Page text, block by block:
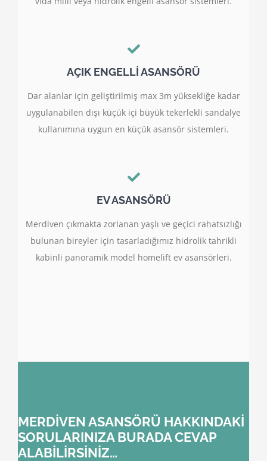
AÇIK ENGELLİ ASANSÖRÜ
Dar alanlar için geliştirilmiş max 3m yüksekliğe kadar
uygulanabilen dışı küçük içi büyük tekerlekli sandalye
kullanımına uygun en küçük asansör sistemleri.
EV ASANSÖRÜ
Merdiven çıkmakta zorlanan yaşlı ve geçici rahatsızlığı
bulunan bireyler için tasarladığımız hidrolik tahrikli
kabinli panoramik model homelift ev asansörleri.
MERDİVEN ASANSÖRÜ HAKKINDAKİ
SORULARINIZA BURADA CEVAP
ALABİLİRSİNİZ…